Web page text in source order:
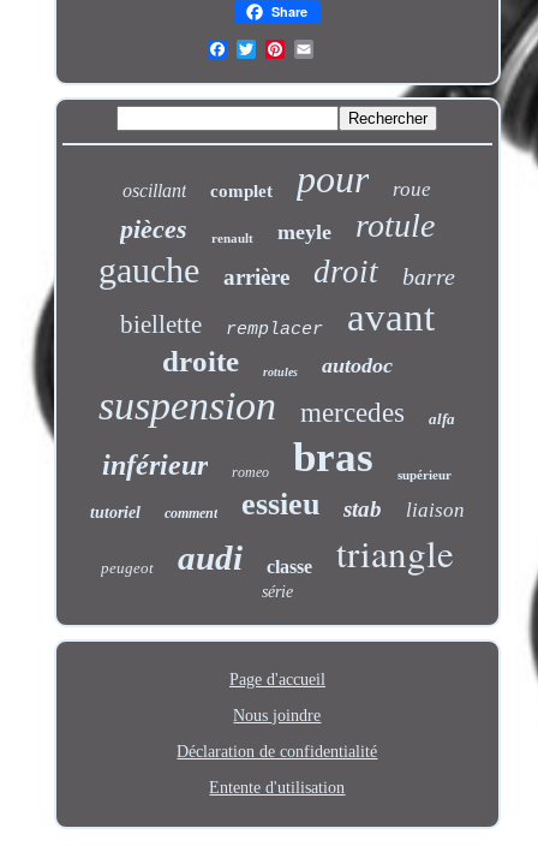
Share
oscillant complet pour roue
pièces renault meyle rotule
gauche arrière droit barre
biellette remplacer avant
droite rotules autodoc
suspension mercedes alfa
inférieur romeo bras supérieur
tutoriel comment essieu stab liaison
peugeot audi classe triangle
série
Page d'accueil
Nous joindre
Déclaration de confidentialité
Entente d'utilisation